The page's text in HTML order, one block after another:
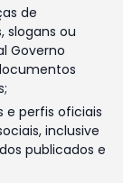
de
ou
Governo
e perfis oficiais
inclusive
publicados e